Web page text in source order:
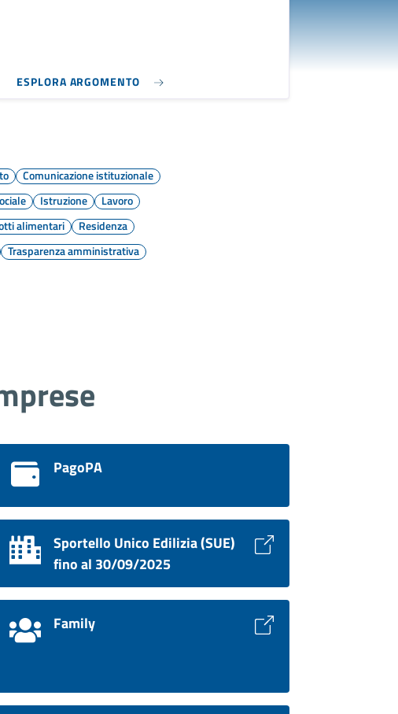
ESPLORA ARGOMENTO
Comunicazione istituzionale
Istruzione
Lavoro
alimentari
Residenza
Trasparenza amministrativa
PagoPA
Sportello Unico Edilizia (SUE)
fino al 30/09/2025
Family